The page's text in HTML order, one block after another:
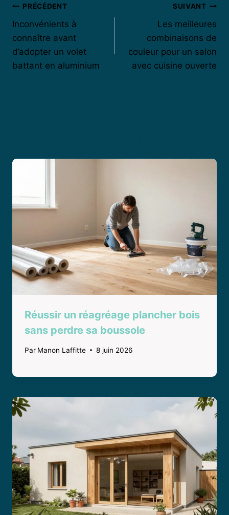
Navigation
de
l’article
PRÉCÉDENT
Inconvénients à
connaître avant
d’adopter un volet
battant en aluminium
SUIVANT
Les meilleures
combinaisons de
couleur pour un salon
avec cuisine ouverte
Réussir un réagréage plancher bois
sans perdre sa boussole
Par Manon Laffitte 8 juin 2026